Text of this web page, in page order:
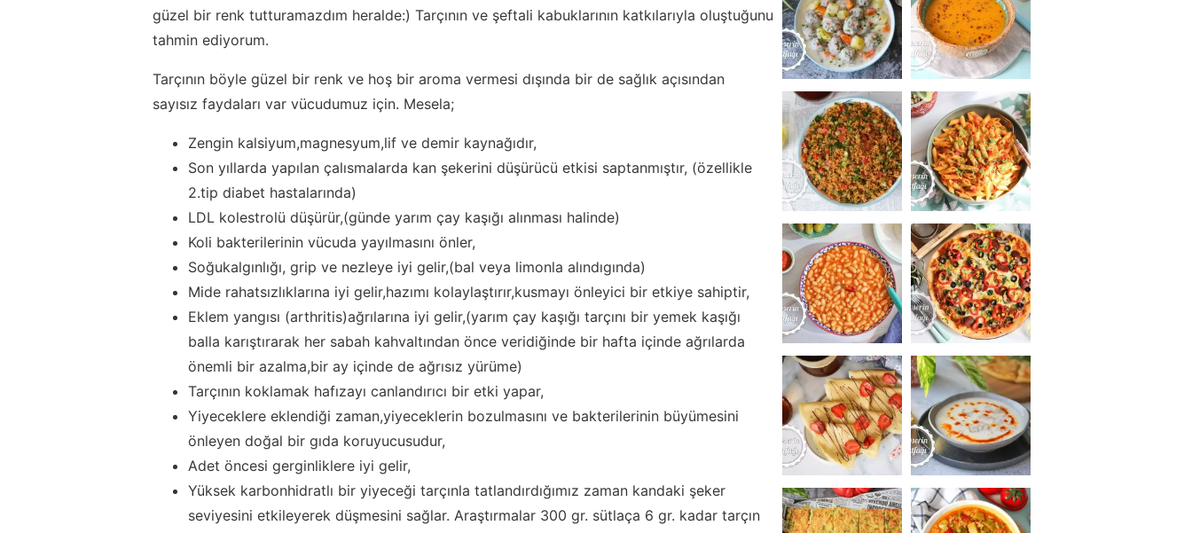
güzel bir renk tutturamazdım heralde:) Tarçının ve şeftali kabuklarının katkılarıyla oluştuğunu
tahmin ediyorum.
Tarçının böyle güzel bir renk ve hoş bir aroma vermesi dışında bir de sağlık açısından
sayısız faydaları var vücudumuz için. Mesela;
Zengin kalsiyum,magnesyum,lif ve demir kaynağıdır,
Son yıllarda yapılan çalısmalarda kan şekerini düşürücü etkisi saptanmıştır, (özellikle
2.tip diabet hastalarında)
LDL kolestrolü düşürür,(günde yarım çay kaşığı alınması halinde)
Koli bakterilerinin vücuda yayılmasını önler,
Soğukalgınlığı, grip ve nezleye iyi gelir,(bal veya limonla alındıgında)
Mide rahatsızlıklarına iyi gelir,hazımı kolaylaştırır,kusmayı önleyici bir etkiye sahiptir,
Eklem yangısı (arthritis)ağrılarına iyi gelir,(yarım çay kaşığı tarçını bir yemek kaşığı
balla karıştırarak her sabah kahvaltından önce veridiğinde bir hafta içinde ağrılarda
önemli bir azalma,bir ay içinde de ağrısız yürüme)
Tarçının koklamak hafızayı canlandırıcı bir etki yapar,
Yiyeceklere eklendiği zaman,yiyeceklerin bozulmasını ve bakterilerinin büyümesini
önleyen doğal bir gıda koruyucusudur,
Adet öncesi gerginliklere iyi gelir,
Yüksek karbonhidratlı bir yiyeceği tarçınla tatlandırdığımız zaman kandaki şeker
seviyesini etkileyerek düşmesini sağlar. Araştırmalar 300 gr. sütlaça 6 gr. kadar tarçın